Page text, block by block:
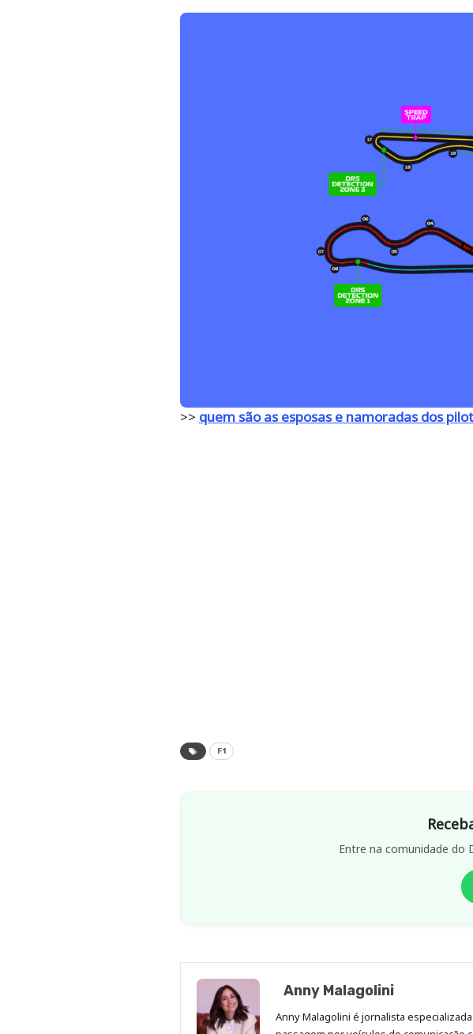
>> quem são as esposas e namoradas dos
F1
Entre na comunidade do
Anny Malagolini
Anny Malagolini é jornalista